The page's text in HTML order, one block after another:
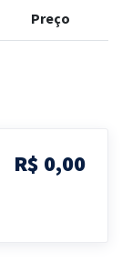
Preço
R$ 0,00